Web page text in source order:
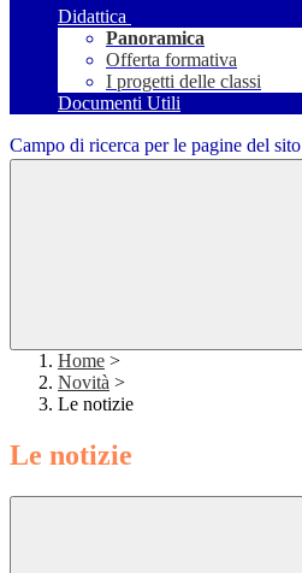
Didattica
Panoramica
Offerta formativa
I progetti delle classi
Documenti Utili
Campo di ricerca per le pagine del sito
Home >
Novità >
Le notizie
Le notizie